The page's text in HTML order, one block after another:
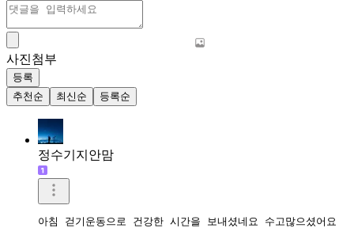
사진첨부
등록
추천순
최신순 등록순
정수기지안맘
아침 걷기운동으로 건강한 시간을 보내셨네요 수고많으셨어요